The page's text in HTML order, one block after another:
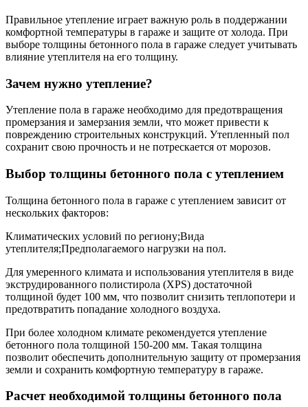
Правильное утепление играет важную роль в поддержании
комфортной температуры в гараже и защите от холода. При
выборе толщины бетонного пола в гараже следует учитывать
влияние утеплителя на его толщину.
Зачем нужно утепление?
Утепление пола в гараже необходимо для предотвращения
промерзания и замерзания земли, что может привести к
повреждению строительных конструкций. Утепленный пол
сохранит свою прочность и не потрескается от морозов.
Выбор толщины бетонного пола с утеплением
Толщина бетонного пола в гараже с утеплением зависит от
нескольких факторов:
Климатических условий по региону;Вида
утеплителя;Предполагаемого нагрузки на пол.
Для умеренного климата и использования утеплителя в виде
экструдированного полистирола (XPS) достаточной
толщиной будет 100 мм, что позволит снизить теплопотери и
предотвратить попадание холодного воздуха.
При более холодном климате рекомендуется утепление
бетонного пола толщиной 150-200 мм. Такая толщина
позволит обеспечить дополнительную защиту от промерзания
земли и сохранить комфортную температуру в гараже.
Расчет необходимой толщины бетонного пола